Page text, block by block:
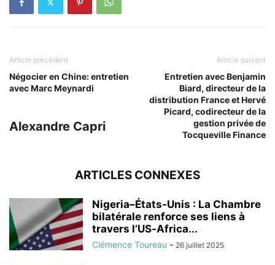
Article précédent
Négocier en Chine: entretien
avec Marc Meynardi
Article suivant
Entretien avec Benjamin
Biard, directeur de la
distribution France et Hervé
Picard, codirecteur de la
gestion privée de
Tocqueville Finance
Alexandre Capri
ARTICLES CONNEXES
Nigeria–États‑Unis : La Chambre
bilatérale renforce ses liens à
travers l’US‑Africa...
Clémence Toureau - 26 juillet 2025